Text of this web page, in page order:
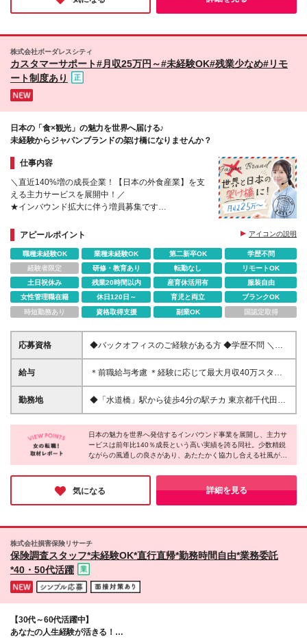
築きたい方に自信を持っておすすめできる企業です！
株式会社ボーダレスシティ
カスタマーサポート#月収25万円～#未経験OK#残業少なめ#リモ
ート制度あり
日本の「食×観光」の魅力を世界へ届ける♪
未経験からジャパンブランドの架け橋になりませんか？
仕事内容
＼直近140%増の成長企業！【日本の外食産業】を支
える主力サービスを展開中！／
★インバウンド拡大に伴う増員募集です
＊有給消化率は8～9割と高め
アピールポイント アイコンの説明
職種未経験OK 業種未経験OK 第二新卒OK
学歴不問
経験者限定
研修・教育あり 転勤なし
リモートOK
土日祝休み
残業20時間以内 産育休活用有
服装自由
女性管理職在籍
休日120日～ 育児と両立
ブランクOK
時短勤務あり
資格取得支援 副業OK 国認定取得
応募資格
◆バックオフィスのご経験がある方 ◆学歴不問 ＼こ
んな方も歓迎しております／ ・ボーダレスシティの
ミッションやビジョンに共感いただける方 ・チーム
な方
給与
＊前職給与考慮 ＊経験に応じて最大月収40万スター
トも可 ◆年棒制：300万～480万円 ※固定残業代（月
40時間/5万5900円～8万9400円）を含みます。 ※残
勤務地
◆「水道橋」駅から徒歩4分の駅チカ 東京都千代田区
神田三崎町3-3-3 木下ビル3F ★オフィスのある水道橋
駅周辺には、美味しいご飯屋さんがたくさん！ 社員
同士でランチに行くこともあります♪ *＼駅チカ＆交通
アクセス抜群！／* JR中央線・都営三田線「水道橋」
駅各徒歩4分 半蔵門線・東西線・都営三田線「九段
下」駅各徒歩7分 半蔵門線・都営三田線・都営新宿線
「神保町」駅各徒歩7分 (変更の範囲)上記を除く当社
関連勤務地
日本の魅力を世界へ発信するインバウンド事業を展開し、主力サ
ービスは前年比140％成長という高い実績を誇る同社。少数精鋭
ながらの風通しの良さがあり、あたたかく協力し合える社風が魅
力です。有給消化率は8〜9割と非常に高く、チームで業務を把
握・支え合う体制が整っているからこそ、私生活や家庭と両立し
ながら働ける環境が魅力。仕事に集中しながらも、無理なく続け
られる、そんな働き方が叶えられるはずです◎
気になる 詳細を見る
株式会社損害保険リサーチ
保険調査スタッフ*未経験OK*直行直帰*勤務時間自由*業務委託
*40・50代活躍
【30代～60代活躍中】
あなたの人生経験が活きる！